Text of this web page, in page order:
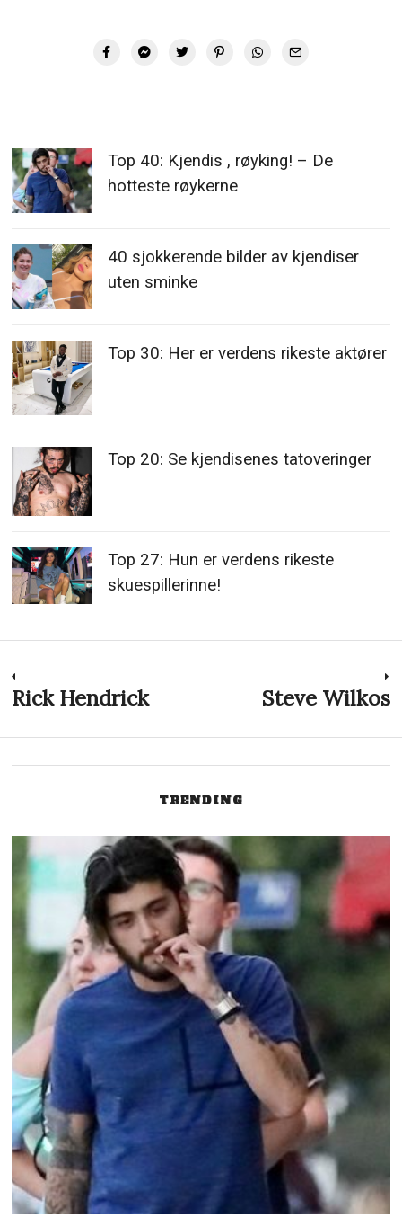
Top 40: Kjendis , røyking! – De
hotteste røykerne
40 sjokkerende bilder av kjendiser
uten sminke
Top 30: Her er verdens rikeste aktører
Top 20: Se kjendisenes tatoveringer
Top 27: Hun er verdens rikeste
skuespillerinne!
Innleggsnavigasjon
Previous
Rick Hendrick Steve Wilkos
TRENDING